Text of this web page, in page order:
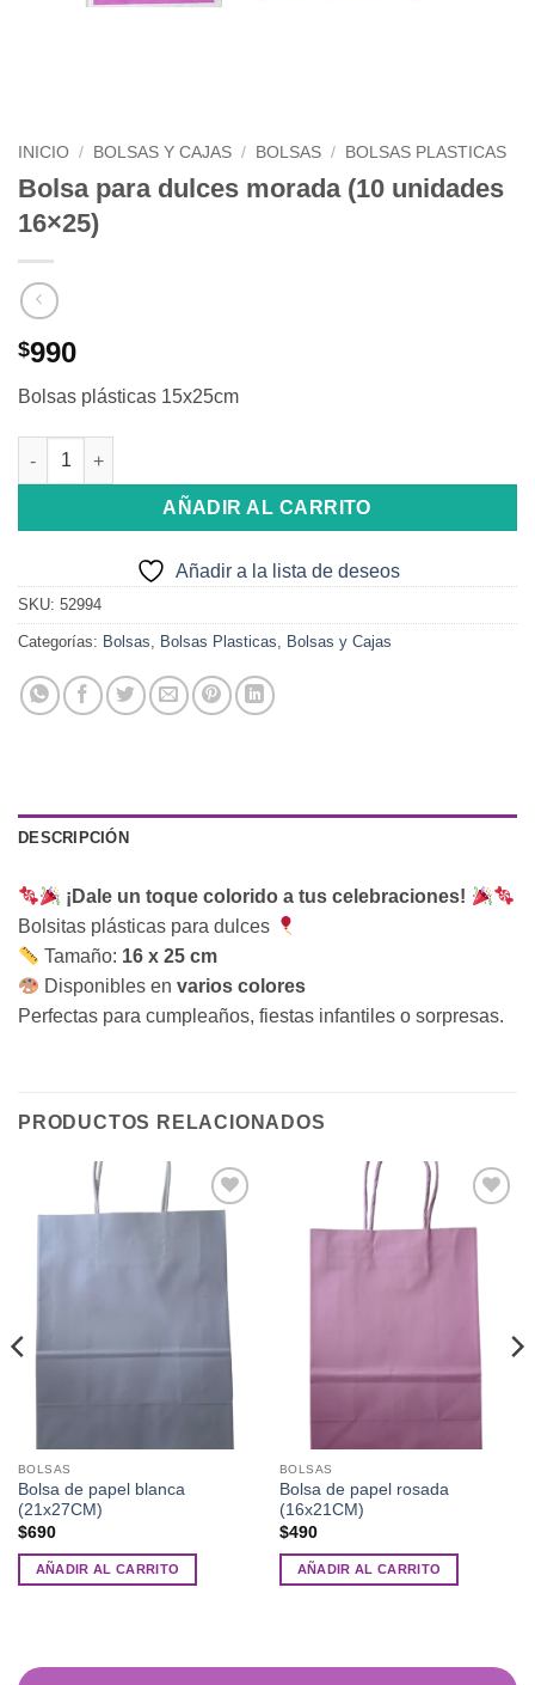
INICIO / BOLSAS Y CAJAS / BOLSAS / BOLSAS PLASTICAS
Bolsa para dulces morada (10 unidades
16×25)
$990
Bolsas plásticas 15x25cm
Bolsa para dulces morada (10 unidades 16x25) cantidad
AÑADIR AL CARRITO
Añadir a la lista de deseos
SKU: 52994
Categorías: Bolsas, Bolsas Plasticas, Bolsas y Cajas
DESCRIPCIÓN
¡Dale un toque colorido a tus celebraciones!
Bolsitas plásticas para dulces
Tamaño: 16 x 25 cm
Disponibles envarios colores
Perfectas para cumpleaños, fiestas infantiles o sorpresas.
PRODUCTOS RELACIONADOS
a la
BOLSAS
Bolsa de papel blanca
(21x27CM)
$690
AÑADIR AL CARRITO
BOLSAS
Bolsa de papel rosada
(16x21CM)
$490
AÑADIR AL CARRITO